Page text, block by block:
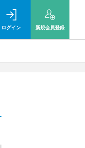
ログイン 新規会員登録